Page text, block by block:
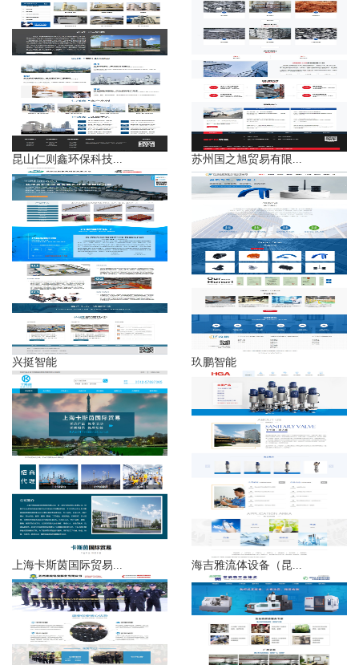
昆山仁则鑫环保科技... 苏州国之旭贸易有限...
兴挺智能 玖鹏智能
上海卡斯茵国际贸易... 海吉雅流体设备（昆...